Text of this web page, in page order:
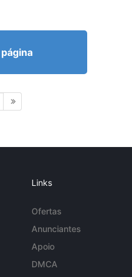
Links
Ofertas
Anunciantes
Apoio
DMCA